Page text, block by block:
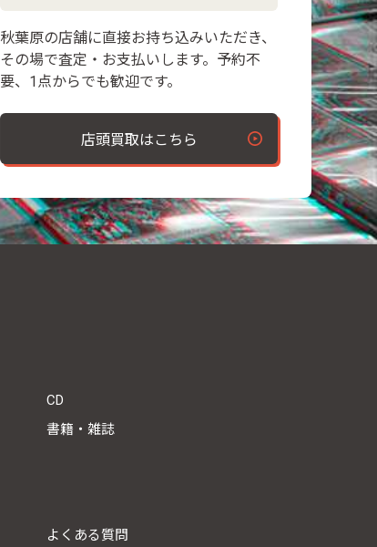
秋葉原の店舗に直接お持ち込みいただき、
その場で査定・お支払いします。予約不
要、1点からでも歓迎です。
店頭買取はこちら
CD
書籍・雑誌
よくある質問